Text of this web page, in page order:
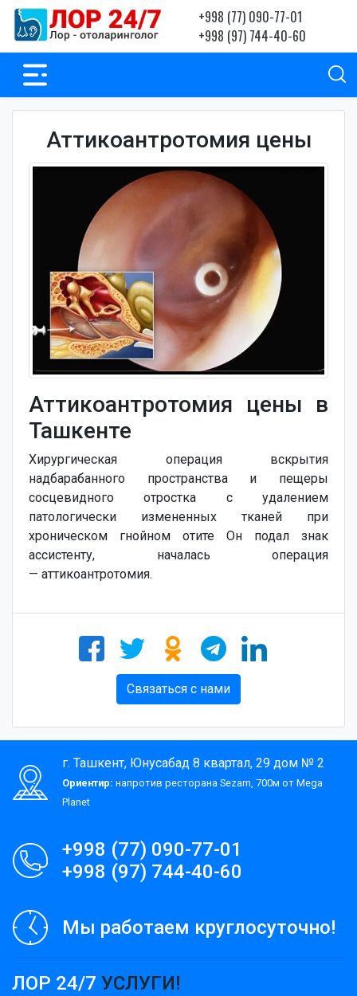
+998 (77) 090-77-01
+998 (97) 744-40-60
Аттикоантротомия цены
Аттикоантротомия цены в
Ташкенте
Хирургическая операция вскрытия
надбарабанного пространства и пещеры
сосцевидного отростка с удалением
патологически измененных тканей при
хроническом гнойном отите
Он подал знак
ассистенту, началась операция
— аттикоантротомия.
Связаться с нами
г. Ташкент, Юнусабад 8 квартал, 29 дом № 2
Ориентир: напротив ресторана Sezam, 700м от Mega
Planet
+998 (77) 090-77-01
+998 (97) 744-40-60
Мы работаем круглосуточно!
ЛОР 24/7 УСЛУГИ!